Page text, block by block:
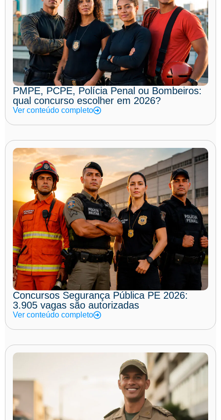
PMPE, PCPE, Polícia Penal ou Bombeiros:
qual concurso escolher em 2026?
Ver conteúdo completo
Concursos Segurança Pública PE 2026:
3.905 vagas são autorizadas
Ver conteúdo completo